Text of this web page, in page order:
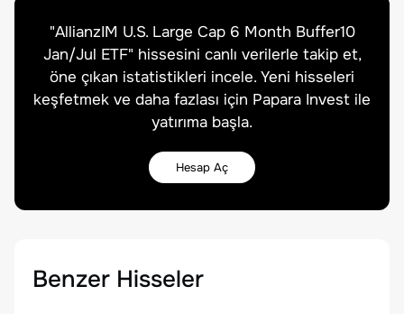
"AllianzIM U.S. Large Cap 6 Month Buffer10
Jan/Jul ETF" hissesini canlı verilerle takip et,
öne çıkan istatistikleri incele. Yeni hisseleri
keşfetmek ve daha fazlası için Papara Invest ile
yatırıma başla.
Hesap Aç
Benzer Hisseler